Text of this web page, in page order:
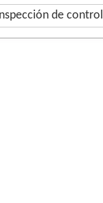
Inspección de